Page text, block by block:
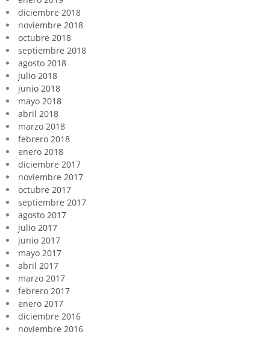
diciembre 2018
noviembre 2018
octubre 2018
septiembre 2018
agosto 2018
julio 2018
junio 2018
mayo 2018
abril 2018
marzo 2018
febrero 2018
enero 2018
diciembre 2017
noviembre 2017
octubre 2017
septiembre 2017
agosto 2017
julio 2017
junio 2017
mayo 2017
abril 2017
marzo 2017
febrero 2017
enero 2017
diciembre 2016
noviembre 2016